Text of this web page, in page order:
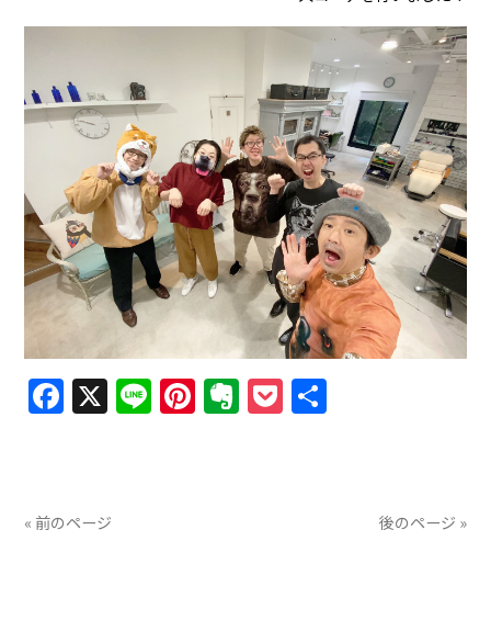
Facebook
X LinePinterest
Evernote
Pocket
« 前のページ 後のページ »